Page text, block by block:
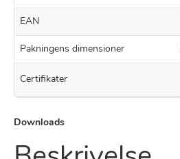
EAN
Pakningens dimensioner
Certifikater
Downloads